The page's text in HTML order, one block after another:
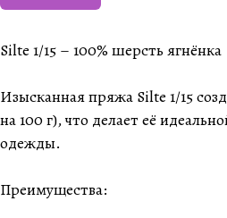
Silte 1/15 – 100% шерсть ягнёнка
Изысканная пряжа Silte 1/15
на 100 г), что делает её
одежды.
Преимущества: